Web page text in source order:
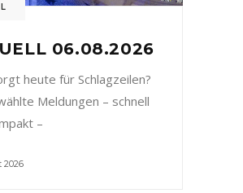
06.08.2026
heute für Schlagzeilen?
Meldungen – schnell
–
2026